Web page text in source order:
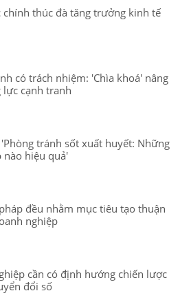
thúc đà tăng trưởng kinh tế
có trách nhiệm: 'Chìa khoá' nâng
lực cạnh tranh
tránh sốt xuất huyết: Những
nào hiệu quả'
đều nhằm mục tiêu tạo thuận
nghiệp
cần có định hướng chiến lược
đổi số